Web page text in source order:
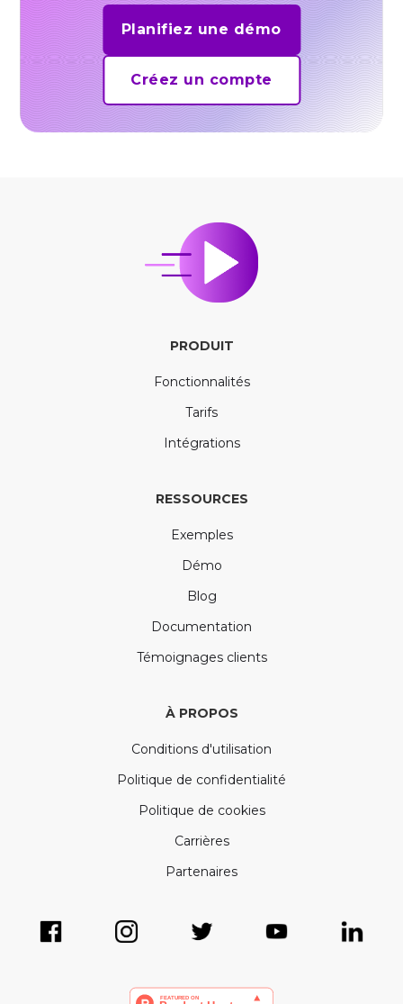
Planifiez une démo
Créez un compte
PRODUIT
Fonctionnalités
Tarifs
Intégrations
RESSOURCES
Exemples
Démo
Blog
Documentation
Témoignages clients
À PROPOS
Conditions d'utilisation
Politique de confidentialité
Politique de cookies
Carrières
Partenaires